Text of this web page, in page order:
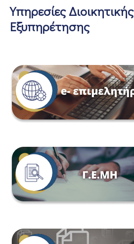
Υπηρεσίες Διοικητικής
Εξυπηρέτησης